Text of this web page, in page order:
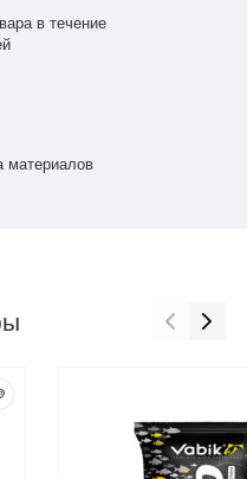
в течение
материалов